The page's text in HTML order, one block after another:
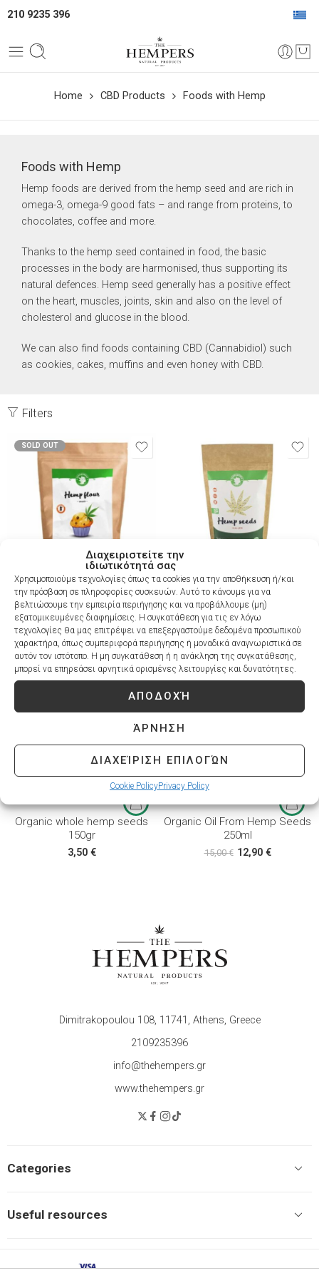
Διαχειριστείτε την
ιδιωτικότητά σας
Χρησιμοποιούμε τεχνολογίες όπως τα cookies για την αποθήκευση ή/και
την πρόσβαση σε πληροφορίες συσκευών. Αυτό το κάνουμε για να
βελτιώσουμε την εμπειρία περιήγησης και να προβάλλουμε (μη)
εξατομικευμένες διαφημίσεις. Η συγκατάθεση για τις εν λόγω
τεχνολογίες θα μας επιτρέψει να επεξεργαστούμε δεδομένα προσωπικού
χαρακτήρα, όπως συμπεριφορά περιήγησης ή μοναδικά αναγνωριστικά σε
αυτόν τον ιστότοπο. Η μη συγκατάθεση ή η ανάκληση της συγκατάθεσης,
μπορεί να επηρεάσει αρνητικά ορισμένες λειτουργίες και δυνατότητες.
ΑΠΟΔΟΧΉ
ΆΡΝΗΣΗ
ΔΙΑΧΕΊΡΙΣΗ ΕΠΙΛΟΓΏΝ
Cookie PolicyPrivacy Policy
210 9235 396
Home CBD Products Foods with Hemp
Foods with Hemp
Hemp foods are derived from the hemp seed and are rich in
omega-3, omega-9 good fats – and range from proteins, to
chocolates, coffee and more.
Thanks to the hemp seed contained in food, the basic
processes in the body are harmonised, thus supporting its
natural defences. Hemp seed generally has a positive effect
on the heart, muscles, joints, skin and also on the level of
cholesterol and glucose in the blood.
We can also find foods containing CBD (Cannabidiol) such
as cookies, cakes, muffins and even honey with CBD.
Filters
SOLD OUT
Organic hemp flour – 500gr
4,50€
Organic hulled Hemp seeds
150g
6,50€
SOLD OUT
Organic whole hemp seeds
150gr
3,50 €
-14%
Organic Oil From Hemp Seeds
250ml
15,00€ 12,90 €
Dimitrakopoulou 108, 11741, Athens, Greece
2109235396
info@thehempers.gr
www.thehempers.gr
Categories
Useful resources